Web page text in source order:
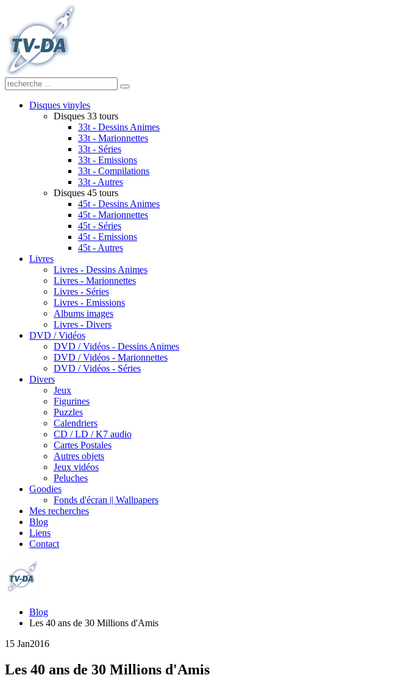
Disques vinyles
Disques 33 tours
33t - Dessins Animes
33t - Marionnettes
33t - Séries
33t - Emissions
33t - Compilations
33t - Autres
Disques 45 tours
45t - Dessins Animes
45t - Marionnettes
45t - Séries
45t - Emissions
45t - Autres
Livres
Livres - Dessins Animes
Livres - Marionnettes
Livres - Séries
Livres - Emissions
Albums images
Livres - Divers
DVD / Vidéos
DVD / Vidéos - Dessins Animes
DVD / Vidéos - Marionnettes
DVD / Vidéos - Séries
Divers
Jeux
Figurines
Puzzles
Calendriers
CD / LD / K7 audio
Cartes Postales
Autres objets
Jeux vidéos
Peluches
Goodies
Fonds d'écran || Wallpapers
Mes recherches
Blog
Liens
Contact
Blog
Les 40 ans de 30 Millions d'Amis
15 Jan2016
Les 40 ans de 30 Millions d'Amis